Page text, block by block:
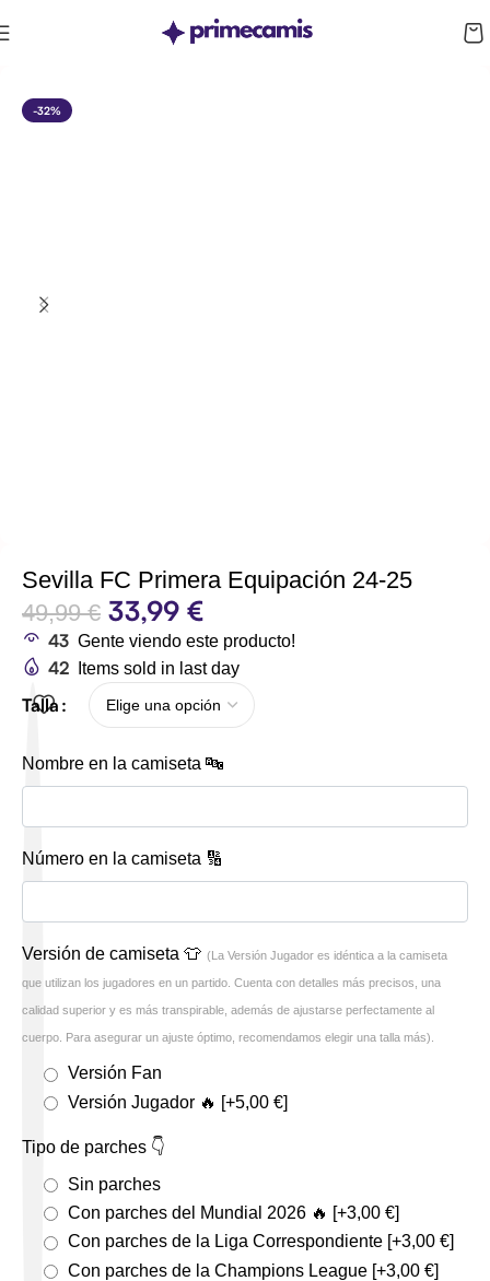
-32%
Sevilla FC Primera Equipación 24-25
49,99€ 33,99 €
43 Gente viendo este producto!
42 Items sold in last day
Talla
Nombre en la camiseta 🔤
Número en la camiseta 🔢
Versión de camiseta 👕 (La Versión Jugador es idéntica a la camiseta
que utilizan los jugadores en un partido. Cuenta con detalles más precisos, una
calidad superior y es más transpirable, además de ajustarse perfectamente al
cuerpo. Para asegurar un ajuste óptimo, recomendamos elegir una talla más).
Versión Fan
Versión Jugador 🔥 [+5,00 €]
Tipo de parches 👇
Sin parches
Con parches del Mundial 2026 🔥 [+3,00 €]
Con parches de la Liga Correspondiente [+3,00 €]
Con parches de la Champions League [+3,00 €]